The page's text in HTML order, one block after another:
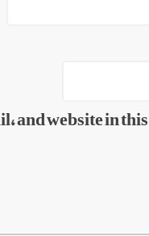
and website in